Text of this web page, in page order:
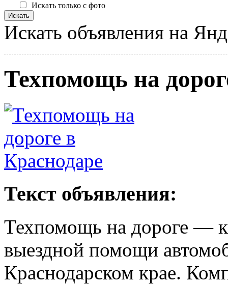
Искать только с фото
Искать объявления на
Техпомощь на
Текст объявления:
Техпомощь на дороге —
выездной помощи
Краснодарском крае.